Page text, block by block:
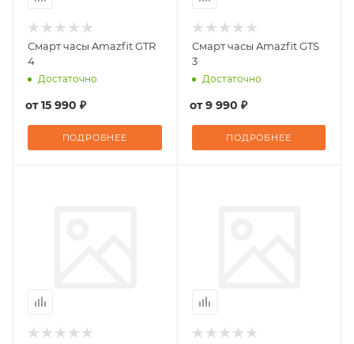
Смарт часы Amazfit GTR
4
Достаточно
от15 990 ₽
ПОДРОБНЕЕ
Смарт часы Amazfit GTS
3
Достаточно
от9 990 ₽
ПОДРОБНЕЕ